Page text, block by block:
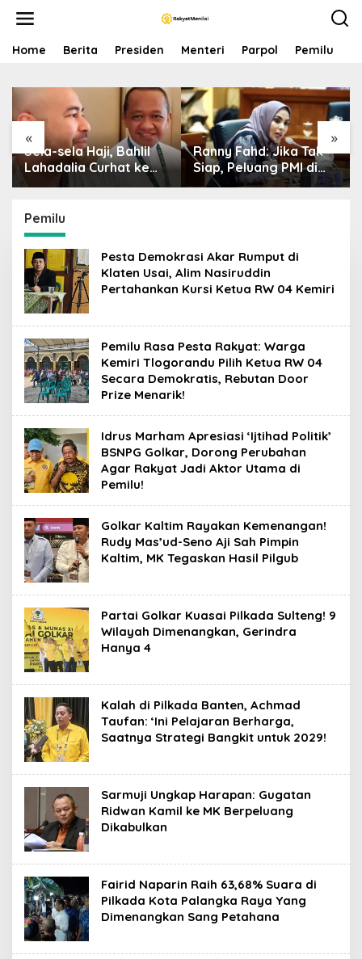
Home Berita Presiden Menteri Parpol Pemilu
« »
Sela-sela Haji, Bahlil
Lahadalia Curhat ke
Raffi Ahmad: Saya
Pencipta Lagu MBG,
Ajak Makan
Ranny Fahd: Jika Tak
Siap, Peluang PMI di
Jepang Bisa Jadi
Pemilu
Pesta Demokrasi Akar Rumput di
Klaten Usai, Alim Nasiruddin
Pertahankan Kursi Ketua RW 04 Kemiri
Pemilu Rasa Pesta Rakyat: Warga
Kemiri Tlogorandu Pilih Ketua RW 04
Secara Demokratis, Rebutan Door
Prize Menarik!
Idrus Marham Apresiasi ‘Ijtihad Politik’
BSNPG Golkar, Dorong Perubahan
Agar Rakyat Jadi Aktor Utama di
Pemilu!
Golkar Kaltim Rayakan Kemenangan!
Rudy Mas’ud-Seno Aji Sah Pimpin
Kaltim, MK Tegaskan Hasil Pilgub
Partai Golkar Kuasai Pilkada Sulteng! 9
Wilayah Dimenangkan, Gerindra
Hanya 4
Kalah di Pilkada Banten, Achmad
Taufan: ‘Ini Pelajaran Berharga,
Saatnya Strategi Bangkit untuk 2029!
Sarmuji Ungkap Harapan: Gugatan
Ridwan Kamil ke MK Berpeluang
Dikabulkan
Fairid Naparin Raih 63,68% Suara di
Pilkada Kota Palangka Raya Yang
Dimenangkan Sang Petahana